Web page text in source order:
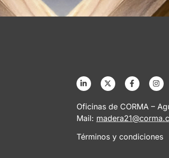
Oficinas de CORMA –
Mail:
Términos y condiciones